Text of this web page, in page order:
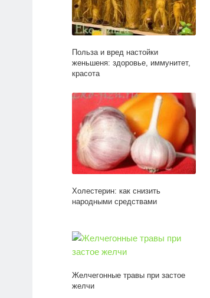
Польза и вред настойки
женьшеня: здоровье, иммунитет,
красота
Холестерин: как снизить
народными средствами
Желчегонные травы при застое
желчи